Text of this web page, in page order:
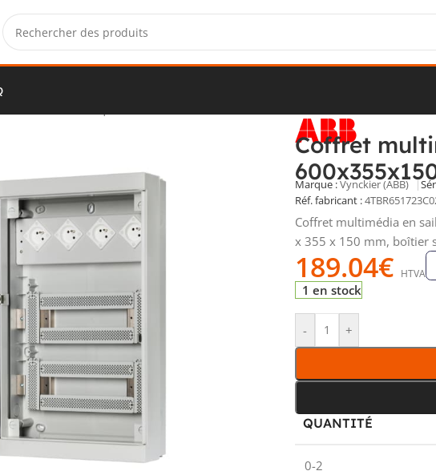
Coffret
Marque :Vynckier (ABB)
Réf. fabricant :
Coffret multimédia en
x 355 x 150 mm, boîtier
189.04€ HTVA
1 en stock
- +
QUANTITÉ
0-2